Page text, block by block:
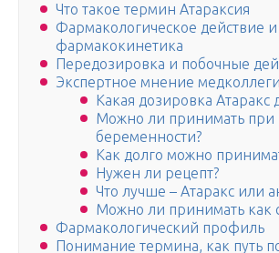
Что такое термин Атараксия
Фармакологическое действие и
фармакокинетика
Передозировка и побочные
Экспертное мнение
Какая дозировка Атаракс
Можно ли принимать при
беременности?
Как долго можно
Нужен ли рецепт?
Что лучше – Атаракс или
Можно ли принимать как
Фармакологический профиль
Понимание термина, как путь